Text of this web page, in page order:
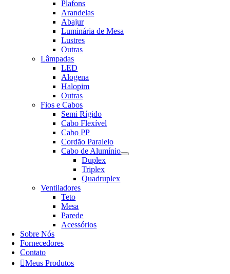
Plafons
Arandelas
Abajur
Luminária de Mesa
Lustres
Outras
Lâmpadas
LED
Alogena
Halopim
Outras
Fios e Cabos
Semi Rígido
Cabo Flexível
Cabo PP
Cordão Paralelo
Cabo de Alumínio
Duplex
Triplex
Quadruplex
Ventiladores
Teto
Mesa
Parede
Acessórios
Sobre Nós
Fornecedores
Contato
Meus Produtos